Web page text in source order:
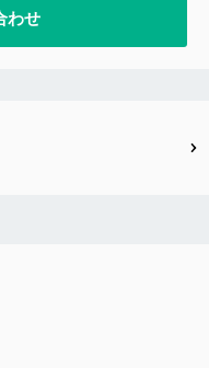
わせ